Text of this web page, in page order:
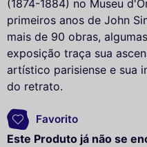
(1874-1884) no Museu
primeiros anos de John
mais de 90 obras,
exposição traça sua
artístico parisiense e sua
do retrato.
Favorito
Este Produto já não se